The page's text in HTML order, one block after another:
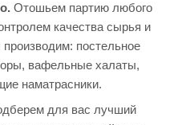
Отошьем партию любого
качества сырья и
постельное
вафельные халаты,
наматрасники.
для вас лучший